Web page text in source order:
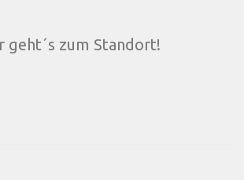
geht´s zum Standort!